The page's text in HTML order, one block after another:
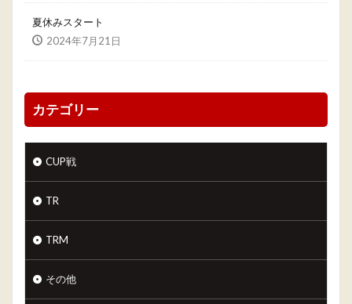
夏休みスタート
2024年7月21日
カテゴリー
CUP戦
TR
TRM
その他